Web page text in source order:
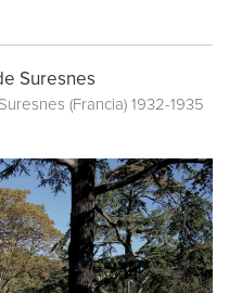
Suresnes
(Francia) 1932-1935